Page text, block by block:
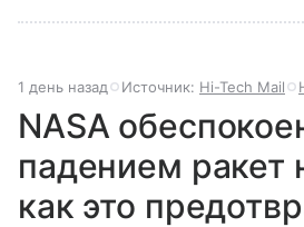
1 день назад Источник: Hi-Tech Mail
NASA
падением ракет
как это